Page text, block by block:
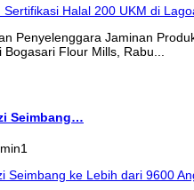
Penyelenggara Jaminan
Flour Mills, Rabu...
Seimbang…